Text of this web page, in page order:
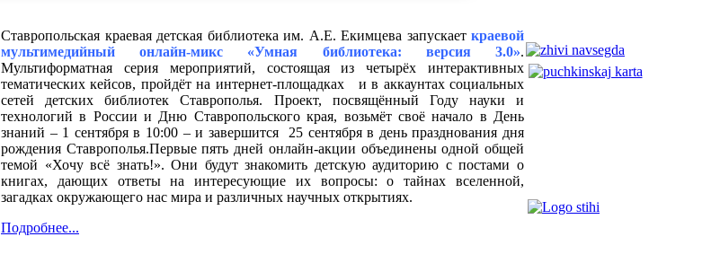
Ставропольская краевая детская библиотека им. А.Е. Екимцева запускает краевой
мультимедийный онлайн-микс «Умная библиотека: версия 3.0».
Мультиформатная серия мероприятий, состоящая из четырёх интерактивных
тематических кейсов, пройдёт на интернет-площадках и в аккаунтах социальных
сетей детских библиотек Ставрополья. Проект, посвящённый Году науки и
технологий в России и Дню Ставропольского края, возьмёт своё начало в День
знаний – 1 сентября в 10:00 – и завершится 25 сентября в день празднования дня
рождения Ставрополья.Первые пять дней онлайн-акции объединены одной общей
темой «Хочу всё знать!». Они будут знакомить детскую аудиторию с постами о
книгах, дающих ответы на интересующие их вопросы: о тайнах вселенной,
загадках окружающего нас мира и различных научных открытиях.
Подробнее...